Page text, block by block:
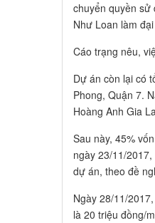
chuyển quyền sử
Như Loan làm
Cáo trạng nêu,
Dự án còn lại có
Phong, Quận 7.
Hoàng Anh Gia
Sau này, 45%
ngày 23/11/
dự án, theo đề
Ngày 28/11/
là 20 triệu đồng/